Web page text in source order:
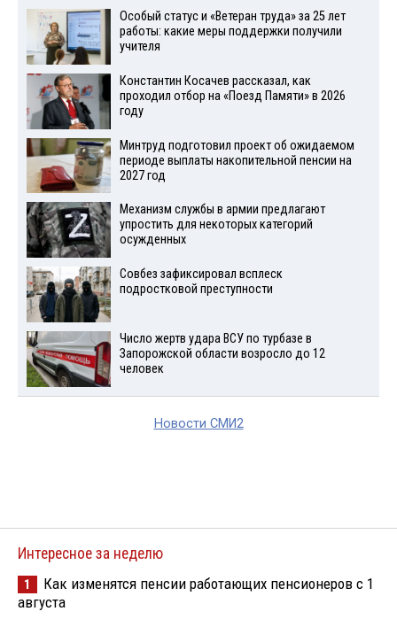
Особый статус и «Ветеран труда» за 25 лет
работы: какие меры поддержки получили
учителя
Константин Косачев рассказал, как
проходил отбор на «Поезд Памяти» в 2026
году
Минтруд подготовил проект об ожидаемом
периоде выплаты накопительной пенсии на
2027 год
Механизм службы в армии предлагают
упростить для некоторых категорий
осужденных
Совбез зафиксировал всплеск
подростковой преступности
Число жертв удара ВСУ по турбазе в
Запорожской области возросло до 12
человек
Новости СМИ2
Интересное за неделю
1
Как изменятся пенсии работающих пенсионеров с 1
августа